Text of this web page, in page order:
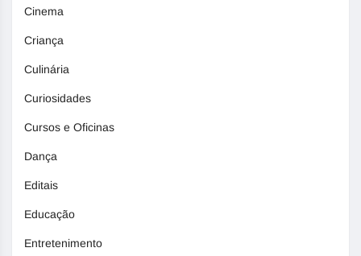
Cinema
Criança
Culinária
Curiosidades
Cursos e Oficinas
Dança
Editais
Educação
Entretenimento